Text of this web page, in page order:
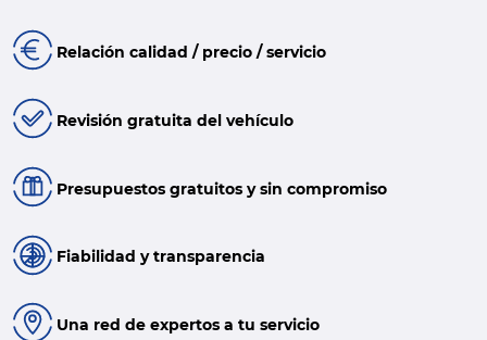
Relación calidad / precio / servicio
Revisión gratuita del vehículo
Presupuestos gratuitos y sin compromiso
Fiabilidad y transparencia
Una red de expertos a tu servicio